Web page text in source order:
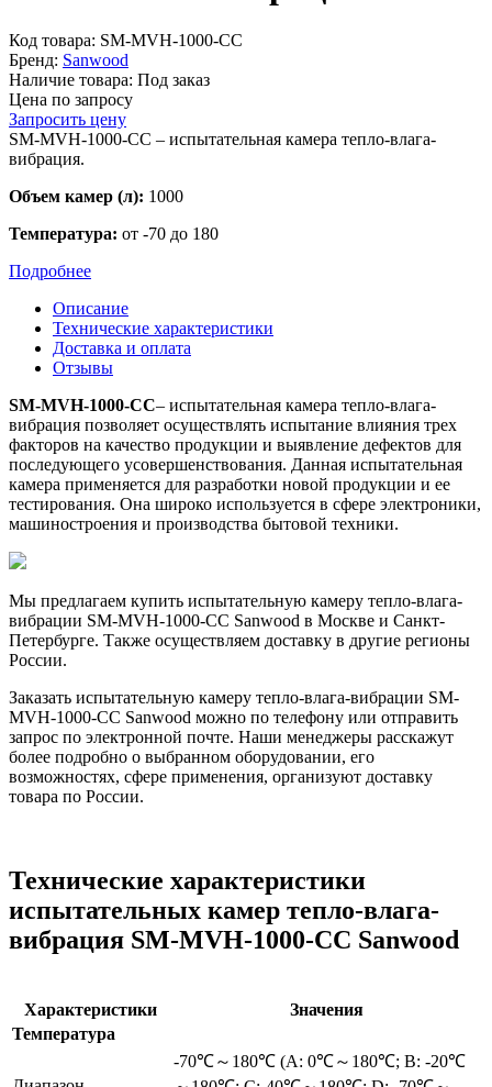
Код товара: SM-MVH-1000-CC
Бренд: Sanwood
Наличие товара: Под заказ
Цена по запросу
Запросить цену
SM-MVH-1000-CC – испытательная камера тепло-влага-
вибрация.
Объем камер (л): 1000
Температура: от -70 до 180
Подробнее
Описание
Технические характеристики
Доставка и оплата
Отзывы
SM-MVH-1000-CC– испытательная камера тепло-влага-
вибрация позволяет осуществлять испытание влияния трех
факторов на качество продукции и выявление дефектов для
последующего усовершенствования. Данная испытательная
камера применяется для разработки новой продукции и ее
тестирования. Она широко используется в сфере электроники,
машиностроения и производства бытовой техники.
Мы предлагаем купить испытательную камеру тепло-влага-
вибрации SM-MVH-1000-CC Sanwood в Москве и Санкт-
Петербурге. Также осуществляем доставку в другие регионы
России.
Заказать испытательную камеру тепло-влага-вибрации SM-
MVH-1000-CC Sanwood можно по телефону или отправить
запрос по электронной почте. Наши менеджеры расскажут
более подробно о выбранном оборудовании, его
возможностях, сфере применения, организуют доставку
товара по России.
Технические характеристики
испытательных камер тепло-влага-
вибрация SM-MVH-1000-CC Sanwood
Характеристики
Значения
Температура
-70℃～180℃ (A: 0℃～180℃; B: -20℃